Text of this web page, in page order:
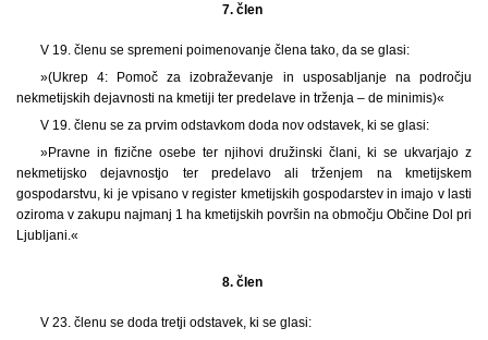
7. člen
V 19. členu se spremeni poimenovanje člena tako, da se glasi:
»(Ukrep 4: Pomoč za izobraževanje in usposabljanje na področju
nekmetijskih dejavnosti na kmetiji ter predelave in trženja – de minimis)«
V 19. členu se za prvim odstavkom doda nov odstavek, ki se glasi:
»Pravne in fizične osebe ter njihovi družinski člani, ki se ukvarjajo z
nekmetijsko dejavnostjo ter predelavo ali trženjem na kmetijskem
gospodarstvu, ki je vpisano v register kmetijskih gospodarstev in imajo v lasti
oziroma v zakupu najmanj 1 ha kmetijskih površin na območju Občine Dol pri
Ljubljani.«
8. člen
V 23. členu se doda tretji odstavek, ki se glasi: